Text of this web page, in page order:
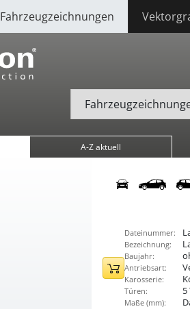
Fahrzeugzeichnungen
A-Z aktuell
Dateinummer:
Bezeichnung:
Baujahr:
Antriebsart:
Karosserie:
Türen: 5
Maße (mm):